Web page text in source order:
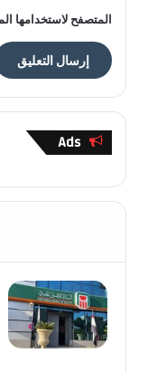
المتصفح لاستخدامها
Ads